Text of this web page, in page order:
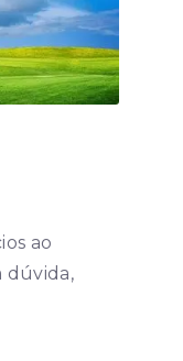
ao
dúvida,